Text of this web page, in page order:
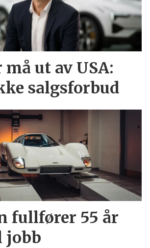
må ut av USA:
salgsforbud
fullfører 55 år
jobb